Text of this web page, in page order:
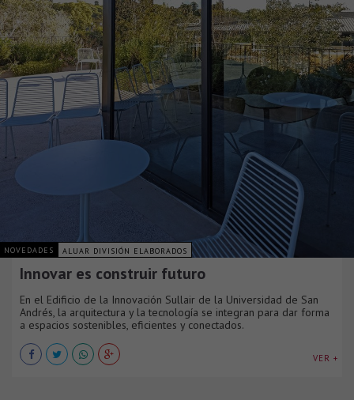
NOVEDADES ALUAR DIVISIÓN ELABORADOS
Innovar es construir futuro
En el Edificio de la Innovación Sullair de la Universidad de San
Andrés, la arquitectura y la tecnología se integran para dar forma
a espacios sostenibles, eficientes y conectados.
VER +